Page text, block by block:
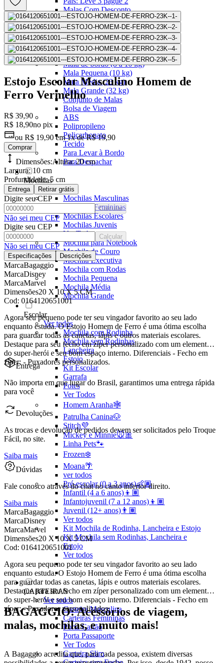
Malas Com Desconto
Últimas unidades
Kits Escolares Com Desconto
malas
Ver todos
Mala de bordo (8 a 10 kg)
Mala Pequena (10 kg)
Mala Média (23 kg)
Mala Grande (32 kg)
Conjunto de Malas
Bolsa de Viagem
ABS
Polipropileno
Policarbonato
Tecido
Para Levar à Bordo
Para Despachar
Mochilas
Ver todos
Mochilas Masculinas
Mochilas Femininas
Mochilas Escolares
Mochilas Juvenis
Ver Todos
Mochila para Notebook
Mochila de Couro
Mochila Executiva
Mochila com Rodas
Mochila Pequena
Mochila Média
Mochila Grande
Escolar
Ver todos
Mochila com Rodinha
Mochila sem Rodinhas
Lancheira
Estojo
Kit Escolar
Garrafa
Potes
Ver Todos
Homem Aranha🕸️
Patrulha Canina🐶
Stitch💜
Mickey e Minnie🐭🎀
Linha Pets🐾
Frozen❄️
Moana🌴
ver todos
Pré-escolar (0 a 3 anos)👶🏽
Infantil (4 a 6 anos)👦🏽
Infantojuvenil (7 a 12 anos)👦🏽
Juvenil (12+ anos)👨🏽
Ver todos
Kit Mochila de Rodinha, Lancheira e Estojo
Kit Mochila sem Rodinhas, Lancheira e
Estojo
Ver todos
CARTEIRAS
Ver todos
Carteira Masculina
Carteiras Femininas
Porta Cartão
Porta Passaporte
Ver Todos
Carteira Slim
Estojo Escolar Masculino Homem de
Ferro Vermelho
R$ 39,90
R$ 18,90no pix
ou R$ 19,90 em1x de R$ 19,90
Comprar
Dimensões:Altura: 20 cm
Largura: 10 cm
Profundidade: 5 cm
Entrega Retirar grátis
Digite seu CEP
Calcular
Não sei meu CEP
Digite seu CEP
Calcular
Não sei meu CEP
Especificações Descrições
MarcaBagaggio
MarcaDisney
MarcaMarvel
Dimensões20 X 10 X 5 CM
Cod: 0164120651001
Agora seu pequeno pode ter seu vingador favorito ao seu lado
enquanto estuda. O Estojo Homem de Ferro é uma ótima escolha
para guardar todas as canetas, lápis e outros materiais escolares.
Destaque para seu fecho em zíper personalizado com um elemento
do super-herói e seu bom espaço interno. Diferenciais - Fecho em
zíper; - Puxadores personalizados.
Entrega
Não importa em que lugar do Brasil, garantimos uma entrega rápida
para você
Devoluções
As trocas e devolução de pedidos devem ser solicitados pelo Troque
Fácil, no site.
Saiba mais
Dúvidas
Fale conosco através do chat no canto inferior direito.
Saiba mais
MarcaBagaggio
MarcaDisney
MarcaMarvel
Dimensões20 X 10 X 5 CM
Cod: 0164120651001
Agora seu pequeno pode ter seu vingador favorito ao seu lado
enquanto estuda. O Estojo Homem de Ferro é uma ótima escolha
para guardar todas as canetas, lápis e outros materiais escolares.
Destaque para seu fecho em zíper personalizado com um elemento
do super-herói e seu bom espaço interno. Diferenciais - Fecho em
zíper; - Puxadores personalizados.
BAGAGGIO: Acessórios de viagem,
malas, mochilas, e muito mais!
A Bagaggio acredita que, para cada pessoa, existem diversas